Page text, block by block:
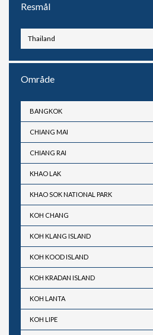
Resmål
Område
BANGKOK
CHIANG MAI
CHIANG RAI
KHAO LAK
KHAO SOK NATIONAL PARK
KOH CHANG
KOH KLANG ISLAND
KOH KOOD ISLAND
KOH KRADAN ISLAND
KOH LANTA
KOH LIPE